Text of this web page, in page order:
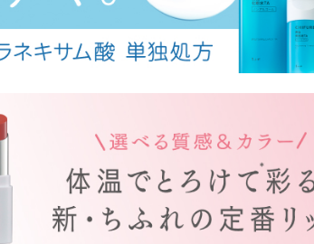
い。
貫いてきたのは
とつながってほしいから。
いくらしを求めていく。